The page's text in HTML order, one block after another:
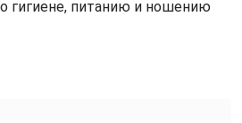
гигиене, питанию и ношению